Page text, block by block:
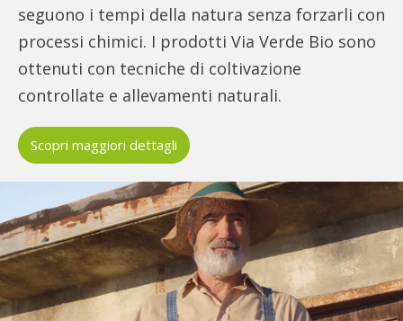
seguono i tempi della natura senza forzarli con
processi chimici. I prodotti Via Verde Bio sono
ottenuti con tecniche di coltivazione
controllate e allevamenti naturali.
Scopri maggiori dettagli